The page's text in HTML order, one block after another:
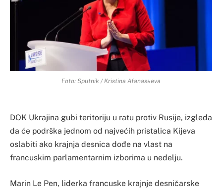
Foto: Sputnik / Kristina Afanasьeva
DOK Ukrajina gubi teritoriju u ratu protiv Rusije, izgleda
da će podrška jednom od najvećih pristalica Kijeva
oslabiti ako krajnja desnica dođe na vlast na
francuskim parlamentarnim izborima u nedelju.
Marin Le Pen, liderka francuske krajnje desničarske